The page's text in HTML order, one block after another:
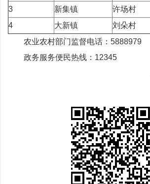
3
新集镇 许场村
4
大新镇 刘朵村
农业农村部门监督电话：5888979
政务服务便民热线：12345